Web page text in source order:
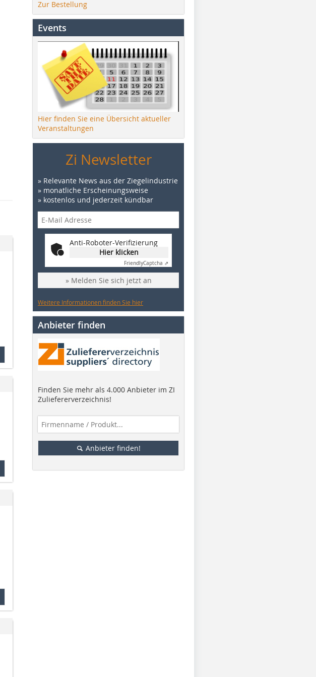
Zur Bestellung
Events
Hier finden Sie eine Übersicht aktueller
Veranstaltungen
Zi Newsletter
» Relevante News aus der Ziegelindustrie
» monatliche Erscheinungsweise
» kostenlos und jederzeit kündbar
Anti-Roboter-Verifizierung
Hier klicken
FriendlyCaptcha ⇗
» Melden Sie sich jetzt an
Weitere Informationen finden Sie hier
Anbieter finden
Finden Sie mehr als 4.000 Anbieter im ZI
Zuliefererverzeichnis!
Anbieter finden!